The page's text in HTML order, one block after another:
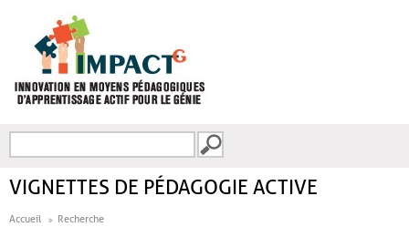
FORMULAIRE DE
VIGNETTES DE PÉDAGOGIE ACTIVE
Accueil Recherche